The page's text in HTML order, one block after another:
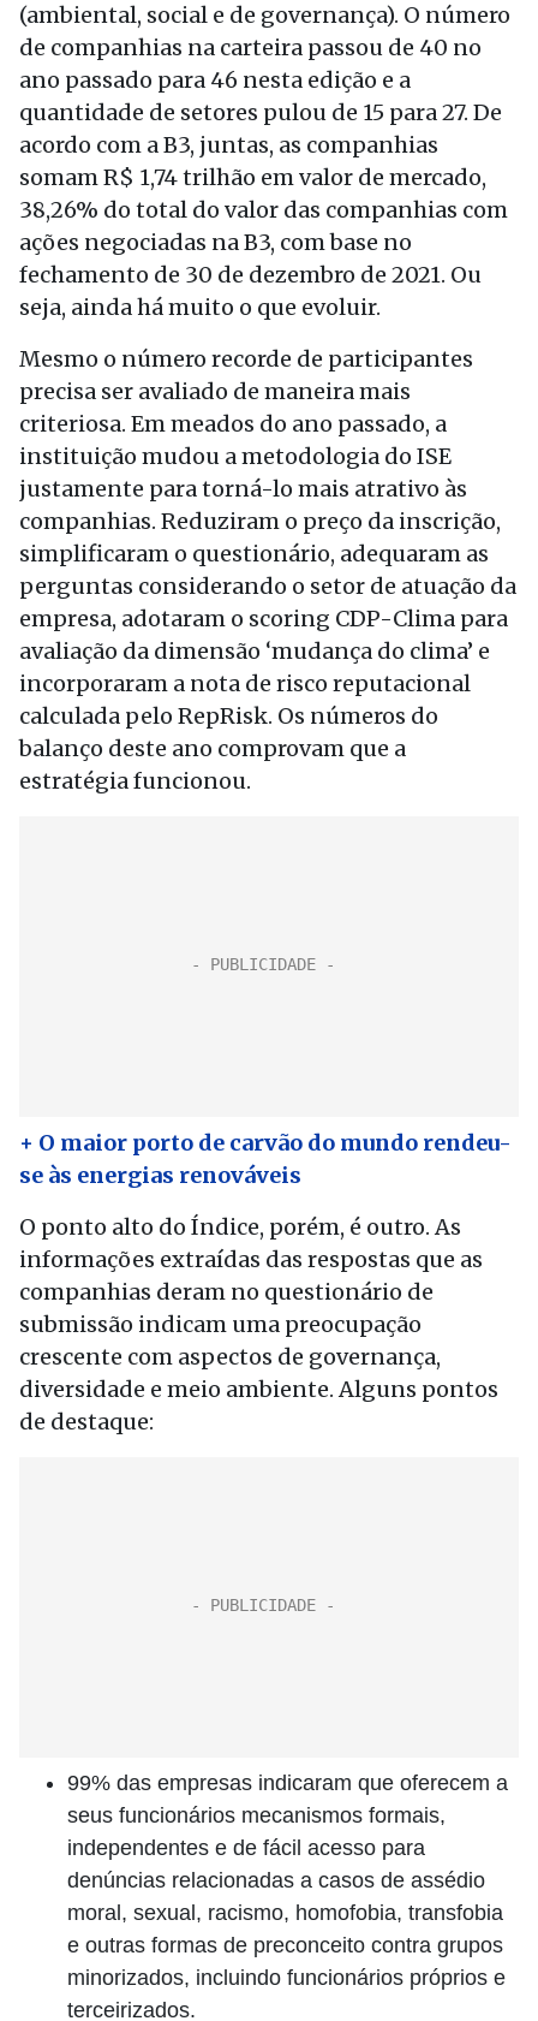
(ambiental, social e de governança). O número
de companhias na carteira passou de 40 no
ano passado para 46 nesta edição e a
quantidade de setores pulou de 15 para 27. De
acordo com a B3, juntas, as companhias
somam R$ 1,74 trilhão em valor de mercado,
38,26% do total do valor das companhias com
ações negociadas na B3, com base no
fechamento de 30 de dezembro de 2021. Ou
seja, ainda há muito o que evoluir.
Mesmo o número recorde de participantes
precisa ser avaliado de maneira mais
criteriosa. Em meados do ano passado, a
instituição mudou a metodologia do ISE
justamente para torná-lo mais atrativo às
companhias. Reduziram o preço da inscrição,
simplificaram o questionário, adequaram as
perguntas considerando o setor de atuação da
empresa, adotaram o scoring CDP-Clima para
avaliação da dimensão ‘mudança do clima’ e
incorporaram a nota de risco reputacional
calculada pelo RepRisk. Os números do
balanço deste ano comprovam que a
estratégia funcionou.
+ O maior porto de carvão do mundo rendeu-
se às energias renováveis
O ponto alto do Índice, porém, é outro. As
informações extraídas das respostas que as
companhias deram no questionário de
submissão indicam uma preocupação
crescente com aspectos de governança,
diversidade e meio ambiente. Alguns pontos
de destaque:
99% das empresas indicaram que oferecem a
seus funcionários mecanismos formais,
independentes e de fácil acesso para
denúncias relacionadas a casos de assédio
moral, sexual, racismo, homofobia, transfobia
e outras formas de preconceito contra grupos
minorizados, incluindo funcionários próprios e
terceirizados.